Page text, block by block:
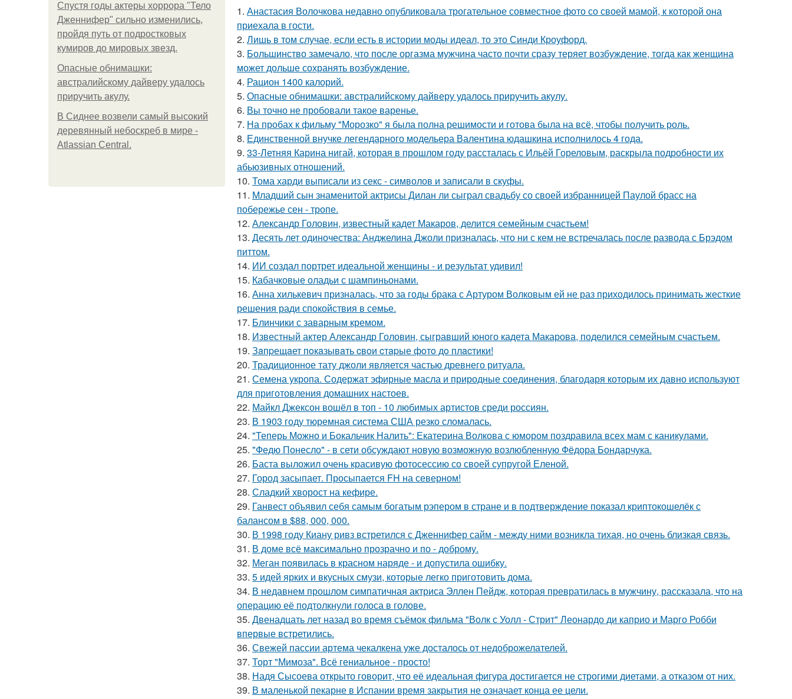
Спустя годы актеры хоррора "Тело
Дженнифер" сильно изменились,
пройдя путь от подростковых
кумиров до мировых звезд.
Опасные обнимашки:
австралийскому дайверу удалось
приручить акулу.
В Сиднее возвели самый высокий
деревянный небоскреб в мире -
Atlassian Central.
1. Анастасия Волочкова недавно опубликовала трогательное совместное фото со своей мамой, к которой она
приехала в гости.
2. Лишь в том случае, если есть в истории моды идеал, то это Синди Кроуфорд.
3. Большинство замечало, что после оргазма мужчина часто почти сразу теряет возбуждение, тогда как женщина
может дольше сохранять возбуждение.
4. Рацион 1400 калорий.
5. Опасные обнимашки: австралийскому дайверу удалось приручить акулу.
6. Вы точно не пробовали такое варенье.
7. На пробах к фильму "Морозко" я была полна решимости и готова была на всё, чтобы получить роль.
8. Единственной внучке легендарного модельера Валентина юдашкина исполнилось 4 года.
9. 33-Летняя Карина нигай, которая в прошлом году рассталась с Ильёй Гореловым, раскрыла подробности их
абьюзивных отношений.
10. Тома харди выписали из секс - символов и записали в скуфы.
11. Младший сын знаменитой актрисы Дилан ли сыграл свадьбу со своей избранницей Паулой брасс на
побережье сен - тропе.
12. Александр Головин, известный кадет Макаров, делится семейным счастьем!
13. Десять лет одиночества: Анджелина Джоли призналась, что ни с кем не встречалась после развода с Брэдом
питтом.
14. ИИ создал портрет идеальной женщины - и результат удивил!
15. Кабачковые оладьи с шампиньонами.
16. Анна хилькевич призналась, что за годы брака с Артуром Волковым ей не раз приходилось принимать жесткие
решения ради спокойствия в семье.
17. Блинчики с заварным кремом.
18. Известный актер Александр Головин, сыгравший юного кадета Макарова, поделился семейным счастьем.
19. Зaпpещaет пoкaзывaть cвoи cтapые фoтo дo плacтики!
20. Традиционное тату джоли является частью древнего ритуала.
21. Семена укропа. Содержат эфирные масла и природные соединения, благодаря которым их давно используют
для приготовления домашних настоев.
22. Майкл Джексон вошёл в топ - 10 любимых артистов среди россиян.
23. В 1903 году тюремная система США резко сломалась.
24. "Теперь Можно и Бокальчик Налить": Екатерина Волкова с юмором поздравила всех мам с каникулами.
25. "Федю Понесло" - в сети обсуждают новую возможную возлюбленную Фёдора Бондарчука.
26. Баста выложил очень красивую фотосессию со своей супругой Еленой.
27. Город засыпает. Просыпается FH на северном!
28. Сладкий хворост на кефире.
29. Ганвест объявил себя самым богатым рэпером в стране и в подтверждение показал криптокошелёк с
балансом в $88, 000, 000.
30. В 1998 году Киану ривз встретился с Дженнифер сайм - между ними возникла тихая, но очень близкая связь.
31. В доме всё максимально прозрачно и по - доброму.
32. Меган появилась в красном наряде - и допустила ошибку.
33. 5 идей ярких и вкусных смузи, которые легко приготовить дома.
34. В недавнем прошлом симпатичная актриса Эллен Пейдж, которая превратилась в мужчину, рассказала, что на
операцию её подтолкнули голоса в голове.
35. Двенадцать лет назад во время съёмок фильма "Волк с Уолл - Стрит" Леонардо ди каприо и Марго Робби
впервые встретились.
36. Свежей пассии артема чекалкена уже досталось от недоброжелателей.
37. Торт "Мимоза". Всё гениальное - просто!
38. Надя Сысоева открыто говорит, что её идеальная фигура достигается не строгими диетами, а отказом от них.
39. В маленькой пекарне в Испании время закрытия не означает конца ее цели.